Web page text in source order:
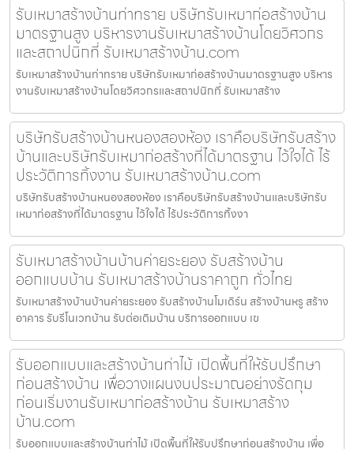
รับเหมาสร้างบ้านท่าทราย บริษัทรับเหมาก่อสร้างบ้าน
มาตรฐานสูง บริหารงานรับเหมาสร้างบ้านโดยวิศวกร
และสถาปนิกที่ รับเหมาสร้างบ้าน.com
รับเหมาสร้างบ้านท่าทราย บริษัทรับเหมาก่อสร้างบ้านมาตรฐานสูง บริหาร
งานรับเหมาสร้างบ้านโดยวิศวกรและสถาปนิกที่ รับเหมาสร้าง
บริษัทรับสร้างบ้านหนองสองห้อง เราคือบริษัทรับสร้าง
บ้านและบริษัทรับเหมาก่อสร้างที่ได้มาตรฐาน ไว้ใจได้ ไร้
ประวัติการทิ้งงาน รับเหมาสร้างบ้าน.com
บริษัทรับสร้างบ้านหนองสองห้อง เราคือบริษัทรับสร้างบ้านและบริษัทรับ
เหมาก่อสร้างที่ได้มาตรฐาน ไว้ใจได้ ไร้ประวัติการทิ้งงา
รับเหมาสร้างบ้านบ้านค่ายระยอง รับสร้างบ้าน
ออกแบบบ้าน รับเหมาสร้างบ้านราคาถูก ทั่วไทย
รับเหมาสร้างบ้านบ้านค่ายระยอง รับสร้างบ้านโมเดิร์น สร้างบ้านหรู สร้าง
อาคาร รับรีโนเวทบ้าน รับต่อเติมบ้าน บริการออกแบบ เข
รับออกแบบและสร้างบ้านท่าไม้ เปิดพื้นที่ให้รับปรึกษา
ก่อนสร้างบ้าน เพื่อวางแผนงบประมาณอย่างรัดกุม
ก่อนเริ่มงานรับเหมาก่อสร้างบ้าน รับเหมาสร้าง
บ้าน.com
รับออกแบบและสร้างบ้านท่าไม้ เปิดพื้นที่ให้รับปรึกษาก่อนสร้างบ้าน เพื่อ